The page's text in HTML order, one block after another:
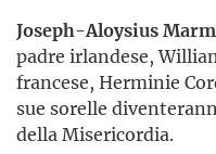
Joseph-Aloysius
padre irlandese,
francese, Herminie
sue sorelle
della Misericordia.